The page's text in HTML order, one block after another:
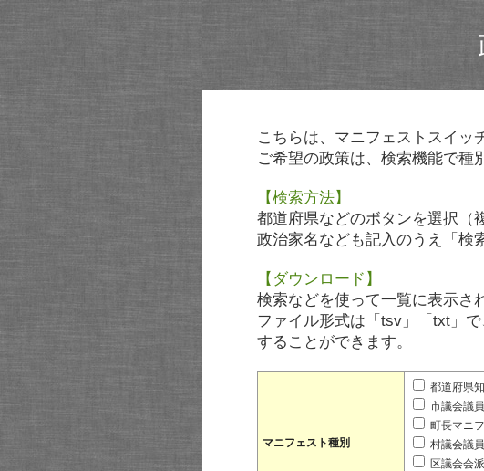
こちらは、マニフェストスイッ
ご希望の政策は、検索機能で種
【検索方法】
都道府県などのボタンを選択（
政治家名なども記入のうえ「検
【ダウンロード】
検索などを使って一覧に表示さ
ファイル形式は「tsv」「txt」
することができます。
マニフェスト種別
都道府県
市議会議
町長マニ
村議会議
区議会会